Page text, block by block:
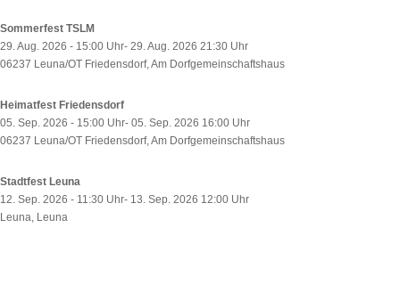
Sommerfest TSLM
29. Aug. 2026 - 15:00 Uhr- 29. Aug. 2026 21:30 Uhr
06237 Leuna/OT Friedensdorf, Am Dorfgemeinschaftshaus
Heimatfest Friedensdorf
05. Sep. 2026 - 15:00 Uhr- 05. Sep. 2026 16:00 Uhr
06237 Leuna/OT Friedensdorf, Am Dorfgemeinschaftshaus
Stadtfest Leuna
12. Sep. 2026 - 11:30 Uhr- 13. Sep. 2026 12:00 Uhr
Leuna, Leuna